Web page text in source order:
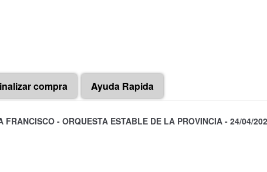
compra Ayuda Rapida
FRANCISCO - ORQUESTA ESTABLE DE LA PROVINCIA - 24/04/